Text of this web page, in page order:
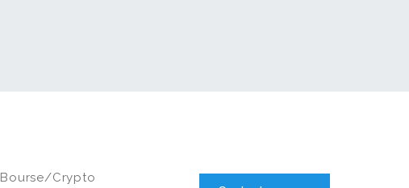
Bourse/crypto